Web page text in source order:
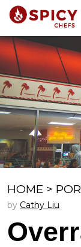
HOME >
by Cathy Liu